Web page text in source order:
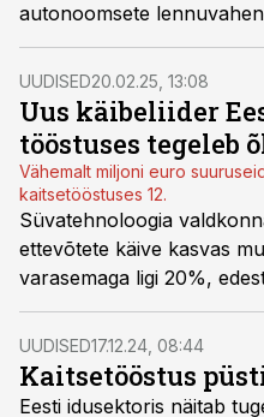
autonoomsete
linnavalitsusega, leppe
rahvusvahelist koostööd ja
mehitamata vaatluslennuki
kasutusvõimalusi
UUDISED20.02.25, 13:08
Uus käibeliider
tööstuses tegeleb
Vähemalt miljoni euro
kaitsetööstuses 12.
Süvatehnoloogia
ettevõtete käive kasvas
varasemaga ligi 20%,
kaks korda. Suurimat
enim investeeringuid on
UUDISED17.12.24, 08:44
Kaitsetööstus
Eesti idusektoris näitab